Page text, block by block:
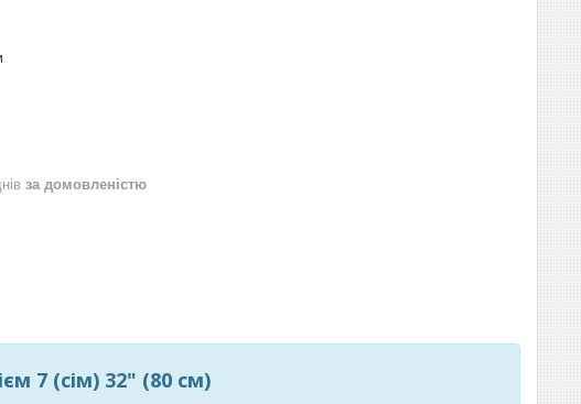
за домовленістю
7 (сім) 32" (80 см)